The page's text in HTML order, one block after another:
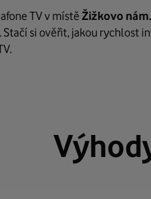
TV v místě Žižkovo nám.
Stačí si ověřit, jakou rychlost